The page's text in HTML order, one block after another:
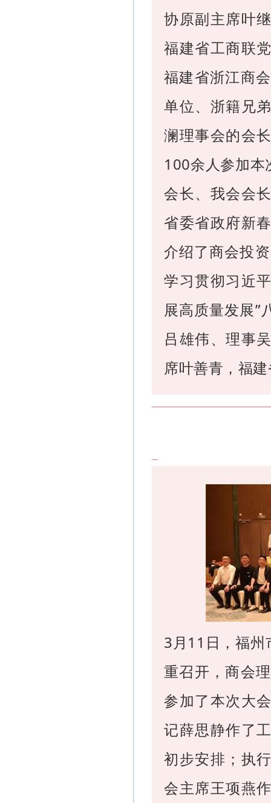
协原副主席叶
福建省工商联
福建省浙江商
单位、浙籍兄
澜理事会的会
100余人参加本
会长、我会会
省委省政府新
介绍了商会投
学习贯彻习近
展高质量发展”
吕雄伟、理事
席叶善青，福
3月11日，福州
重召开，商会
参加了本次大
记薛思静作了
初步安排；执
会主席王项燕